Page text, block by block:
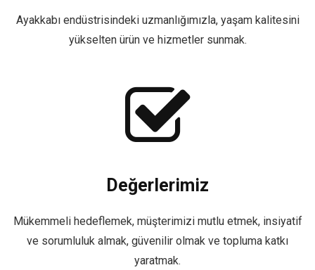
Ayakkabı endüstrisindeki uzmanlığımızla, yaşam kalitesini
yükselten ürün ve hizmetler sunmak.
Değerlerimiz
Mükemmeli hedeflemek, müşterimizi mutlu etmek, insiyatif
ve sorumluluk almak, güvenilir olmak ve topluma katkı
yaratmak.